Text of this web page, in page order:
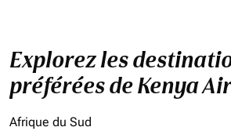
Explorez les
préférées de Kenya
Afrique du Sud